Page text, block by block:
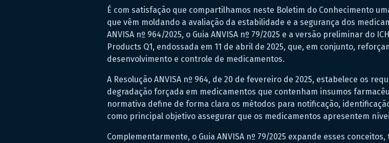
É com satisfação que compartilhamos neste Boletim do Conhecimento
que vêm moldando a avaliação da estabilidade e a segurança dos
ANVISA nº 964/2025, o Guia ANVISA nº 79/2025 e a versão preliminar do
Products Q1, endossada em 11 de abril de 2025, que, em conjunto,
desenvolvimento e controle de medicamentos.
A Resolução ANVISA nº 964, de 20 de fevereiro de 2025, estabelece os
degradação forçada em medicamentos que contenham insumos
normativa define de forma clara os métodos para notificação,
como principal objetivo assegurar que os medicamentos apresentem
Complementarmente, o Guia ANVISA nº 79/2025 expande esses